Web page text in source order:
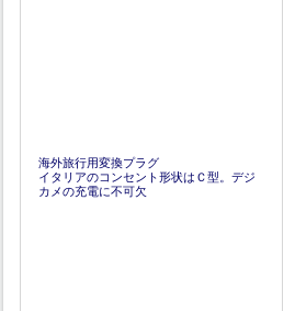
海外旅行用変換プラグ
イタリアのコンセント形状はＣ型。デジ
カメの充電に不可欠